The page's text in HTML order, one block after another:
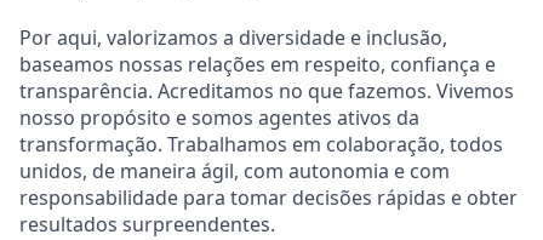
Por aqui, valorizamos a diversidade e inclusão,
baseamos nossas relações em respeito, confiança e
transparência. Acreditamos no que fazemos. Vivemos
nosso propósito e somos agentes ativos da
transformação. Trabalhamos em colaboração, todos
unidos, de maneira ágil, com autonomia e com
responsabilidade para tomar decisões rápidas e obter
resultados surpreendentes.